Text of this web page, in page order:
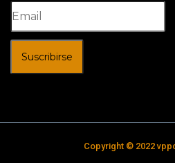
Suscribirse
Copyright © 2022